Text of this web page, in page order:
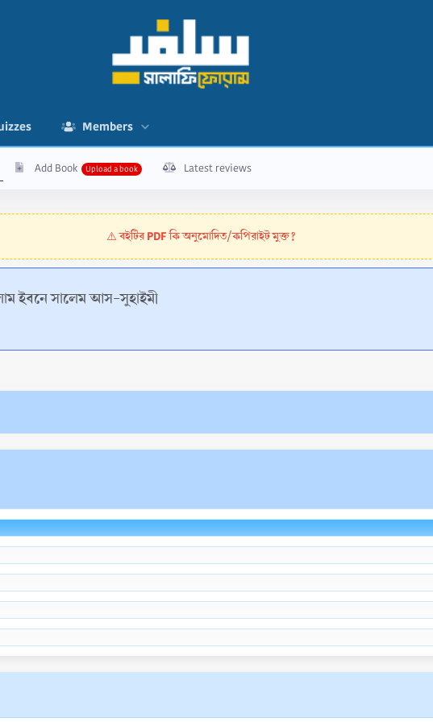
Members
Add Book Latest reviews
⚠️বইটির PDF কি অনুমোদিত/কপিরাইট মুক্ত?
ইবনে সালেম আস-সুহাইমী